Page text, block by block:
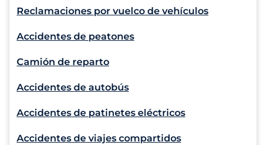
Reclamaciones por vuelco de vehículos
Accidentes de peatones
Camión de reparto
Accidentes de autobús
Accidentes de patinetes eléctricos
Accidentes de viajes compartidos